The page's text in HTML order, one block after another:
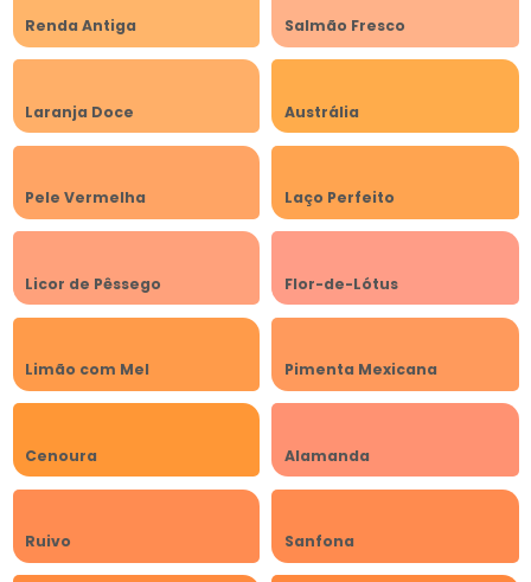
Renda Antiga Salmão Fresco
Laranja Doce Austrália
Pele Vermelha Laço Perfeito
Licor de Pêssego Flor-de-Lótus
Limão com Mel Pimenta Mexicana
Cenoura Alamanda
Ruivo Sanfona